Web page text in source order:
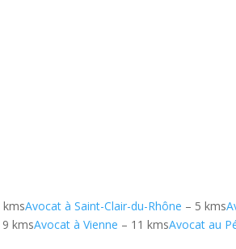
kmsAvocat à Saint-Clair-du-Rhône – 5 kms
9 kmsAvocat à Vienne – 11 kmsAvocat au